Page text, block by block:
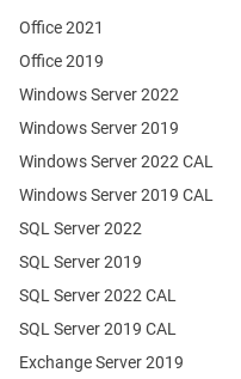
Office 2021
Office 2019
Windows Server 2022
Windows Server 2019
Exchange Server 2019
SQL Server 2022
SQL Server 2019
Windows Server 2022 CAL
Windows Server 2019 CAL
SQL Server 2022 CAL
SQL Server 2019 CAL